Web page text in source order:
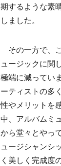
期するような素
しました。
その一方で、
ュージックに関
極端に減ってい
ーティストの多
性やメリットを
中、アルバムミ
から堂々とやっ
ュージシャンシ
く美しく完成度